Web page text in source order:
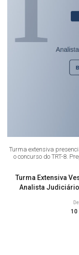
Turma extensiva
o concurso do TRT-8.
Turma Extensiva
Analista
10